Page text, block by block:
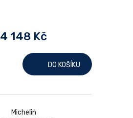
4 148 Kč
DO KOŠÍKU
Michelin